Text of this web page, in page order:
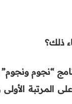
ذلك؟
لما شاركت ببرنامج
المرتبة